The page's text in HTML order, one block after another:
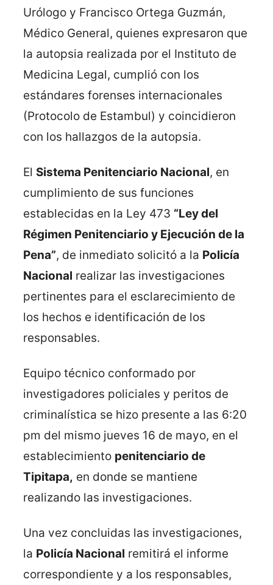
Urólogo y Francisco Ortega Guzmán,
Médico General, quienes expresaron que
la autopsia realizada por el Instituto de
Medicina Legal, cumplió con los
estándares forenses internacionales
(Protocolo de Estambul) y coincidieron
con los hallazgos de la autopsia.
El Sistema Penitenciario Nacional, en
cumplimiento de sus funciones
establecidas en la Ley 473 “Ley del
Régimen Penitenciario y Ejecución de la
Pena”, de inmediato solicitó a la Policía
Nacional realizar las investigaciones
pertinentes para el esclarecimiento de
los hechos e identificación de los
responsables.
Equipo técnico conformado por
investigadores policiales y peritos de
criminalística se hizo presente a las 6:20
pm del mismo jueves 16 de mayo, en el
establecimiento penitenciario de
Tipitapa, en donde se mantiene
realizando las investigaciones.
Una vez concluidas las investigaciones,
la Policía Nacional remitirá el informe
correspondiente y a los responsables,